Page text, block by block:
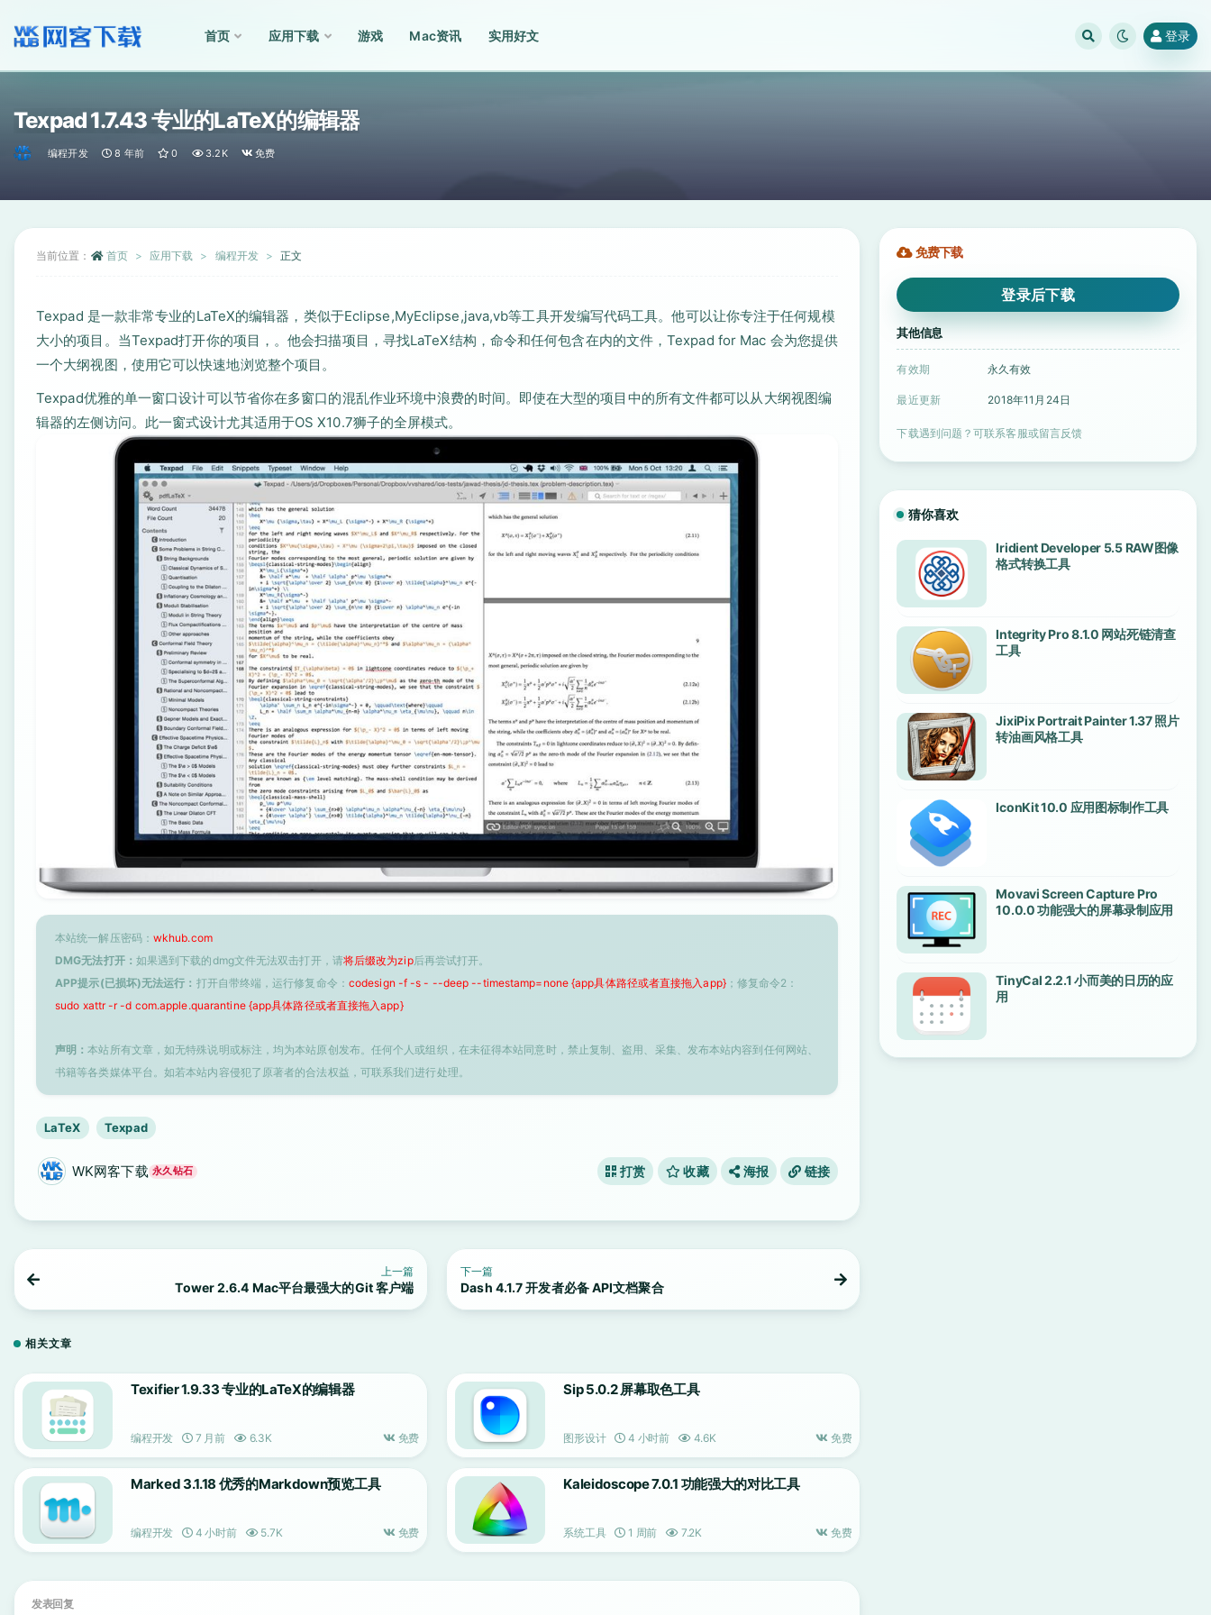
首页 应用下载 游戏 Mac资讯 实用好文 登录
Texpad 1.7.43 专业的LaTeX的编辑器
编程开发 8 年前 0 3.2K 免费
当前位置： 首页 应用下载 编程开发 正文
Texpad 是一款非常专业的LaTeX的编辑器，类似于Eclipse,MyEclipse,java,vb等工具开发编写代码工具。他可以让你专注于任何规模
大小的项目。当Texpad打开你的项目，。他会扫描项目，寻找LaTeX结构，命令和任何包含在内的文件，Texpad for Mac 会为您提供
一个大纲视图，使用它可以快速地浏览整个项目。
Texpad优雅的单一窗口设计可以节省你在多窗口的混乱作业环境中浪费的时间。即使在大型的项目中的所有文件都可以从大纲视图编
辑器的左侧访问。此一窗式设计尤其适用于OS X10.7狮子的全屏模式。
本站统一解压密码： wkhub.com
DMG无法打开： 如果遇到下载的dmg文件无法双击打开，请将后缀改为zip后再尝试打开。
APP提示(已损坏)无法运行： 打开自带终端，运行修复命令： codesign -f -s - --deep --timestamp=none {app具体路径或者直接拖入app}；修复命令2：
sudo xattr -r -d com.apple.quarantine {app具体路径或者直接拖入app}
声明：本站所有文章，如无特殊说明或标注，均为本站原创发布。任何个人或组织，在未征得本站同意时，禁止复制、盗用、采集、发布本站内容到任何网站、
书籍等各类媒体平台。如若本站内容侵犯了原著者的合法权益，可联系我们进行处理。
LaTeX Texpad
WK网客下载 永久钻石 打赏 收藏 海报 链接
上一篇
Tower 2.6.4 Mac平台最强大的Git 客户端
下一篇
Dash 4.1.7 开发者必备 API文档聚合
相关文章
Texifier 1.9.33 专业的LaTeX的编辑器
编程开发 7 月前 6.3K 免费
Sip 5.0.2 屏幕取色工具
图形设计 4 小时前 4.6K 免费
Marked 3.1.18 优秀的Markdown预览工具
编程开发 4 小时前 5.7K 免费
Kaleidoscope 7.0.1 功能强大的对比工具
系统工具 1 周前 7.2K 免费
发表回复
免费下载
登录后下载
其他信息
有效期 永久有效
最近更新 2018年11月24日
下载遇到问题？可联系客服或留言反馈
猜你喜欢
Iridient Developer 5.5 RAW图像
格式转换工具
Integrity Pro 8.1.0 网站死链清查
工具
JixiPix Portrait Painter 1.37 照片
转油画风格工具
IconKit 10.0 应用图标制作工具
Movavi Screen Capture Pro
10.0.0 功能强大的屏幕录制应用
TinyCal 2.2.1 小而美的日历的应
用